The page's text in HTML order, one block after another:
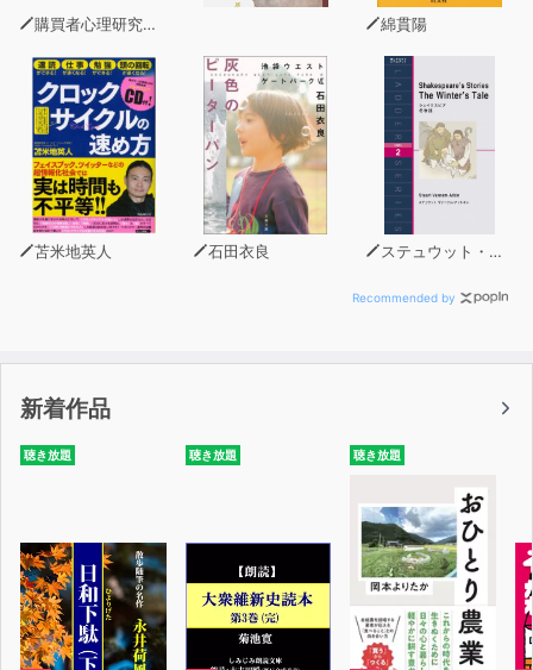
●海外でテロやスパイに狙われないために ……ほか
購買者心理研究所 株式会社モデンナ 顧問 青木幹和 綿貫陽
苫米地英人 石田衣良 ステュウット・ヴァーナム・アットキン
Recommended by
新着作品
聴き放題 聴き放題 聴き放題